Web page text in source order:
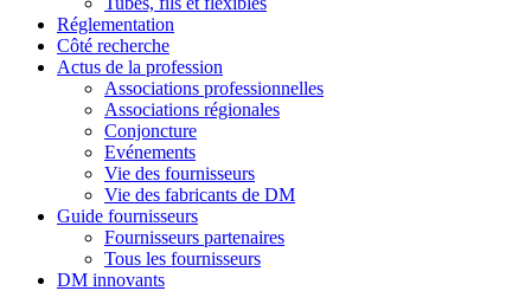
Réglementation
Côté recherche
Actus de la profession
Associations professionnelles
Associations régionales
Conjoncture
Evénements
Vie des fournisseurs
Vie des fabricants de DM
Guide fournisseurs
Fournisseurs partenaires
Tous les fournisseurs
DM innovants